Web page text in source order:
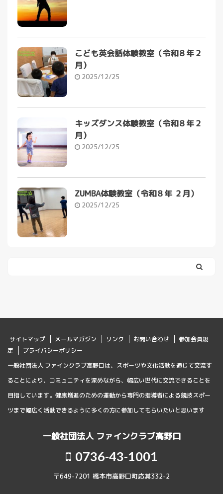
こども英会話体験教室（令和８年２
月）
2025/12/25
キッズダンス体験教室（令和８年２
月）
2025/12/25
ZUMBA体験教室（令和８年 ２月）
2025/12/25
サイトマップ メールマガジン リンク お問い合わせ
参加会員規
定
プライバシーポリシー
一般社団法人 ファインクラブ高野口は、スポーツや文化活動を通じて交流す
ることにより、コミュニティを深めながら、幅広い世代に交流できることを
目指しています。健康増進のための運動から専門の指導者による競技スポー
ツまで幅広く活動できるように多くの方に参加してもらいたいと思います
一般社団法人 ファインクラブ高野口
0736-43-1001
〒649-7201 橋本市高野口町応其332-2